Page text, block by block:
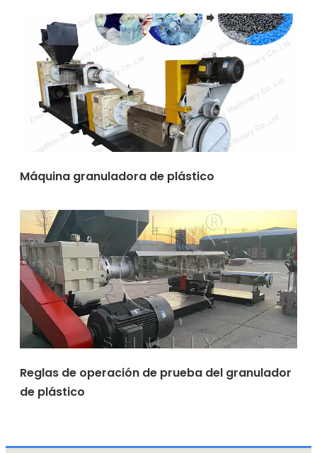
Máquina granuladora de plástico
Reglas de operación de prueba del granulador
de plástico